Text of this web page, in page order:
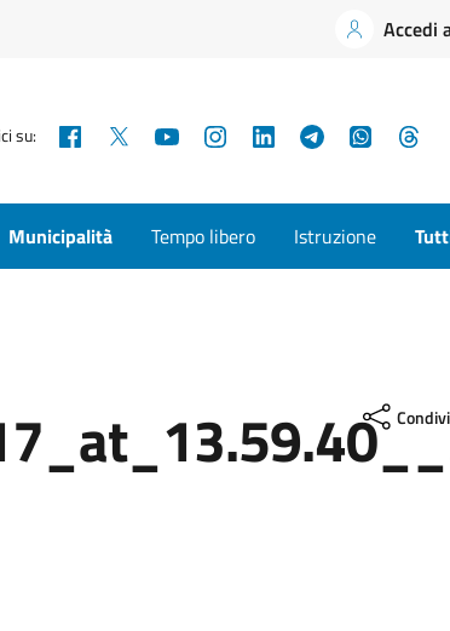
Accedi
su: Facebook YouTubeInstagramLinkedInTelegram
Municipalità Tempo libero Istruzione